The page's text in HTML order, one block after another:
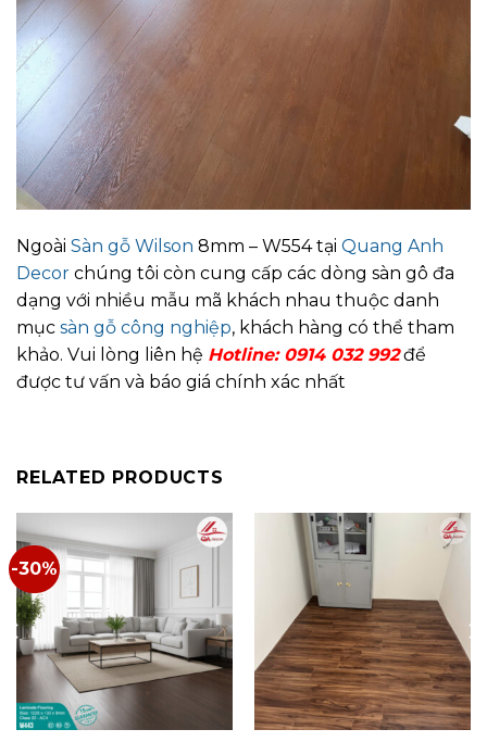
Ngoài Sàn gỗ Wilson 8mm – W554 tại Quang Anh
Decor chúng tôi còn cung cấp các dòng sàn gô đa
dạng với nhiều mẫu mã khách nhau thuộc danh
mục sàn gỗ công nghiệp, khách hàng có thể tham
khảo. Vui lòng liên hệ Hotline: 0914 032 992để
được tư vấn và báo giá chính xác nhất
RELATED PRODUCTS
-30%